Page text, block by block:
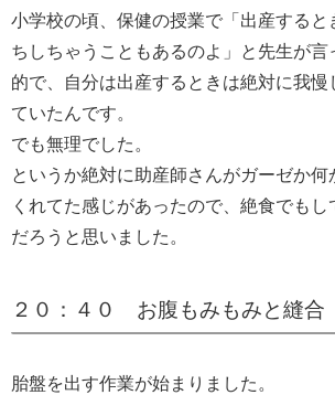
小学校の頃、保健の授業で「出産すると
ちしちゃうこともあるのよ」と先生が言
的で、自分は出産するときは絶対に我慢
ていたんです。
でも無理でした。
というか絶対に助産師さんがガーゼか何
くれてた感じがあったので、絶食でも
だろうと思いました。
２０：４０ お腹もみもみと縫合
胎盤を出す作業が始まりました。